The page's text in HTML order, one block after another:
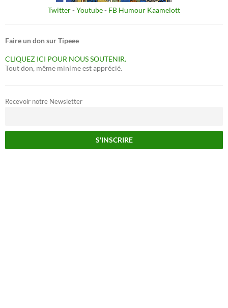
Twitter- Youtube- FB Humour Kaamelott
Faire un don sur Tipeee
CLIQUEZ ICI POUR NOUS SOUTENIR.
Tout don, même minime est apprécié.
Recevoir notre Newsletter